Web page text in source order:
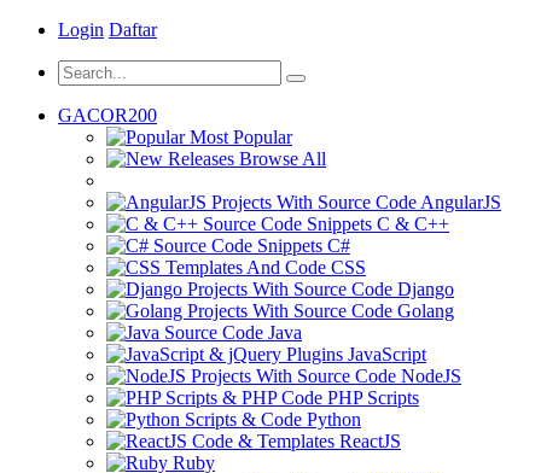
Login Daftar
GACOR200
Most Popular
Browse All
AngularJS
C & C++
C#
CSS
Django
Golang
Java
JavaScript
NodeJS
PHP Scripts
Python
ReactJS
Ruby